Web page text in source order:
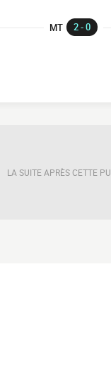
MT 2 - 0
LA SUITE APRÈS CETTE